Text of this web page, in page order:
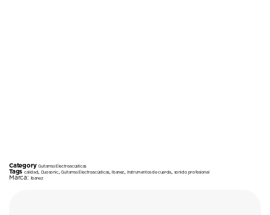
Category Guitarras Electroacústicas
Tags calidad Duosonic,Guitarras Electroacústicas,Ibanez Instrumentos de cuerda, sonido profesional
Marca: Ibanez